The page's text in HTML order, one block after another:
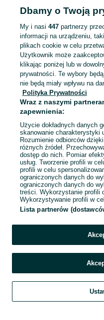
Zobacz Więcej
Mapa kategorii
Mapa miejscowości
Mapa ministron
Popularne wyszukiwania
Szukaj Obserwujesz
Dbamy o Twoją
My i nasi 447partnerzy
informacji na urządzeniu,
plikach cookie w celu
Użytkownik może
klikając poniżej lub w
prywatności. Te wybory
nie będą miały wpływu na
Polityka Prywatności
Wraz z naszymi
zapewnienia:
Użycie dokładnych danych
skanowanie charakterystyki
Rozumienie odbiorców
różnych źródeł.
dostęp do nich. Pomiar
usług. Tworzenie profili w
profili w celu
ograniczonych danych do
ograniczonych danych do
treści. Wykorzystanie profili
Wykorzystywanie profili w
Lista partnerów